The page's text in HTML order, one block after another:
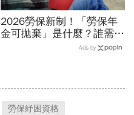
2026勞保新制！「勞保年
金可拋棄」是什麼？誰需要
申請、有哪些條件、能恢復
Ads by
勞保紓困資格